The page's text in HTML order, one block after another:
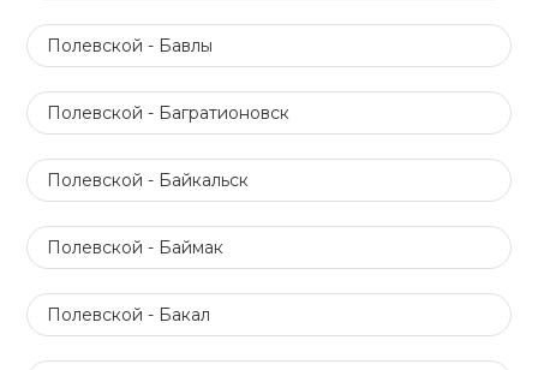
Полевской - Бавлы
Полевской - Багратионовск
Полевской - Байкальск
Полевской - Баймак
Полевской - Бакал